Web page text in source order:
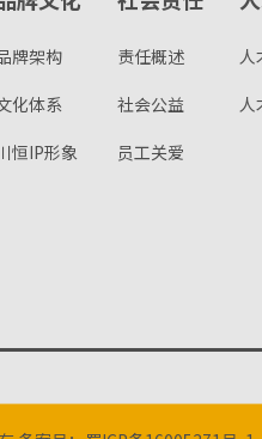
牌架构
化体系
恒IP形象
责任概述
社会公益
员工关爱
人
人